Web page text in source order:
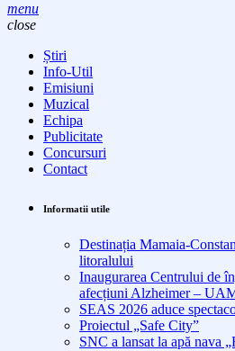
menu
close
Știri
Info-Util
Emisiuni
Muzical
Echipa
Publicitate
Concursuri
Contact
Informatii utile
Destinația Mamaia-
litoralului
Inaugurarea Centrului de
afecțiuni Alzheimer –
SEAS 2026 aduce
Proiectul „Safe City”
SNC a lansat la apă nava